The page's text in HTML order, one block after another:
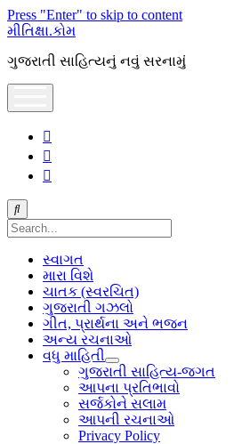
Press "Enter" to skip to content
મીતિક્ષા.કોમ
ગુજરાતી સાહિત્યનું નવું સરનામું
Search
સ્વાગત
મારા વિશે
ચાતક (સ્વરચિત)
ગુજરાતી ગઝલો
ગીત, પ્રાર્થના અને ભજન
અન્ય રચનાઓ
વધુ માહિતી
open
dropdown
menu
ગુજરાતી સાહિત્ય-જગત
આપના પ્રતિભાવો
સર્જકોને સલામ
આપની રચનાઓ
Privacy Policy